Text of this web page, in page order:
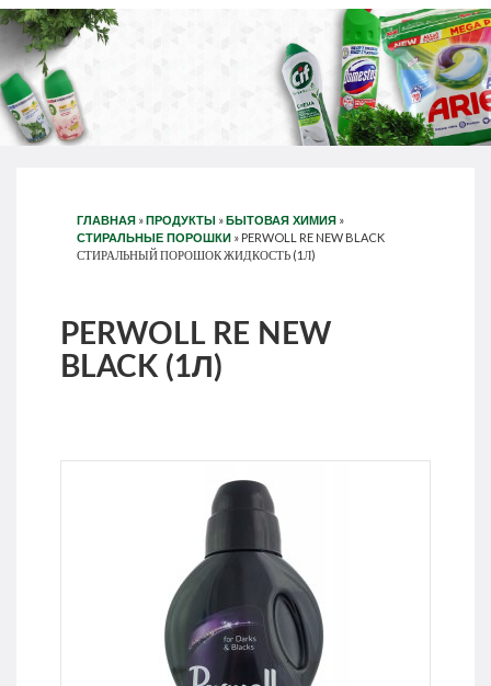
ГЛАВНАЯ » ПРОДУКТЫ » БЫТОВАЯ ХИМИЯ »
СТИРАЛЬНЫЕ ПОРОШКИ » PERWOLL RE NEW BLACK
СТИРАЛЬНЫЙ ПОРОШОК ЖИДКОСТЬ (1Л)
PERWOLL RE NEW
BLACK (1Л)